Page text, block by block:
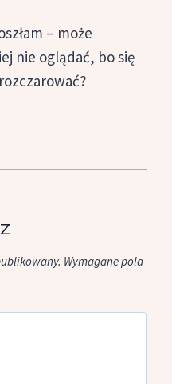
– może
nie oglądać, bo się
Wymagane pola